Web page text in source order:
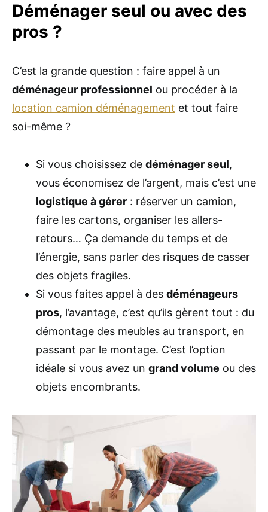
Déménager seul ou avec des
pros ?
C’est la grande question : faire appel à un
déménageur professionnel ou procéder à la
location camion déménagement et tout faire
soi-même ?
Si vous choisissez de déménager seul,
vous économisez de l’argent, mais c’est une
logistique à gérer : réserver un camion,
faire les cartons, organiser les allers-
retours… Ça demande du temps et de
l’énergie, sans parler des risques de casser
des objets fragiles.
Si vous faites appel à des déménageurs
pros, l’avantage, c’est qu’ils gèrent tout : du
démontage des meubles au transport, en
passant par le montage. C’est l’option
idéale si vous avez un grand volume ou des
objets encombrants.